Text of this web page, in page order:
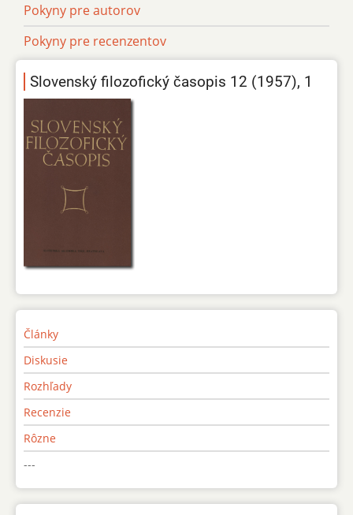
Pokyny pre autorov
Pokyny pre recenzentov
Slovenský filozofický časopis 12 (1957), 1
Články
Diskusie
Rozhľady
Recenzie
Rôzne
---